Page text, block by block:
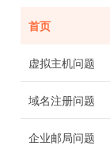
首页
虚拟主机问题
域名注册问题
企业邮局问题